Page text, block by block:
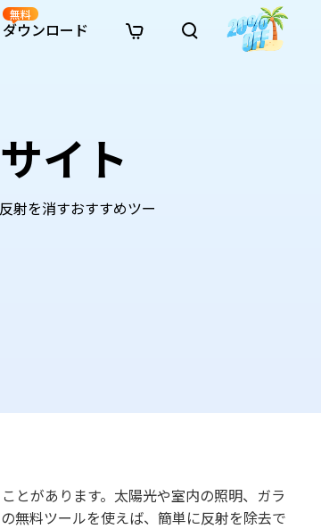
データ復元
ァイル復元
真復元
復
· シネマ風AI画像プロンプト
· アニメ実写化プロンプト
· AIレゴ風写真プロンプト
クをクローン
張
変換
ダウンロード
無料
イト
射を消すおすすめツー
とがあります。太陽光や室内の照明、ガラ
無料ツールを使えば、簡単に反射を除去で